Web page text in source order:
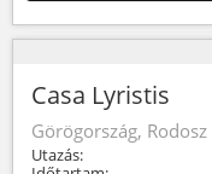
Casa Lyristis
Görögország, Rodosz
Utazás: